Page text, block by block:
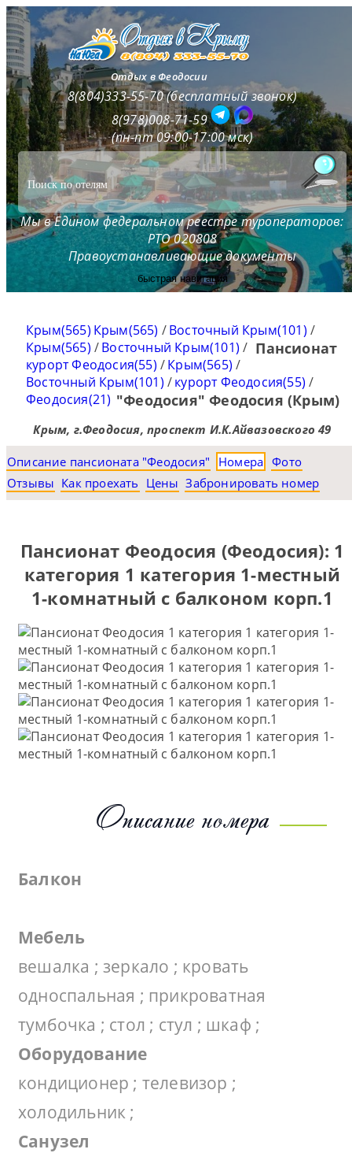
Отдых в Феодосии
8(804)333-55-70 (бесплатный звонок)
8(978)008-71-59
(пн-пт 09:00-17:00 мск)
Мы в Едином федеральном реестре туроператоров:
РТО 020808
Правоустанавливающие документы
быстрая навигация
Крым(565) Крым(565) /Восточный Крым(101) /
Крым(565) /Восточный Крым(101) /
курорт Феодосия(55) /Крым(565) /
Восточный Крым(101) /курорт Феодосия(55) /
Феодосия(21)
Пансионат
"Феодосия" Феодосия (Крым)
Крым, г.Феодосия, проспект И.К.Айвазовского 49
Описание пансионата "Феодосия" Номера Фото
Отзывы Как проехать Цены Забронировать номер
Пансионат Феодосия (Феодосия): 1
категория 1 категория 1-местный
1-комнатный с балконом корп.1
Описание номера
Балкон
Мебель
вешалка ; зеркало ; кровать
односпальная ; прикроватная
тумбочка ; стол ; стул ; шкаф ;
Оборудование
кондиционер ; телевизор ;
холодильник ;
Санузел